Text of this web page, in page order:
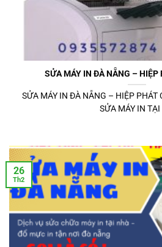
SỬA MÁY IN ĐÀ NẴNG – HIỆP
SỬA MÁY IN ĐÀ NẴNG – HIỆP
SỬA MÁY IN TẠI
26
Th2